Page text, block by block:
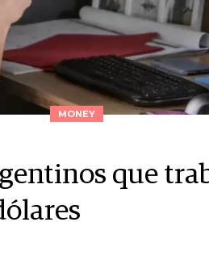
MONEY
que